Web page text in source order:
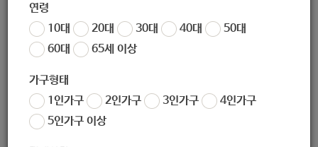
연령
10대
20대 30대 40대
50대
60대
65세 이상
가구형태
1인가구
2인가구 3인가구
4인가구
5인가구 이상
-문의: 서비스제공사업팀(02-95-0333)